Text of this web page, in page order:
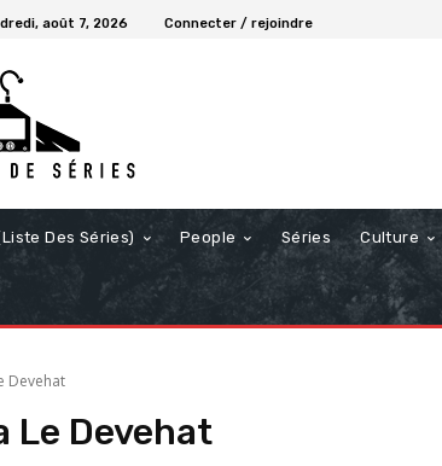
août 7, 2026 Connecter / rejoindre
Des Séries) People Séries Culture
Devehat
Le Devehat